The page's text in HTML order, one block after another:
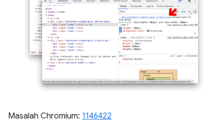
Masalah Chromium: 1146422